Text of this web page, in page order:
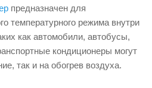
предназначен для
температурного режима внутри
как автомобили, автобусы,
кондиционеры могут
так и на обогрев воздуха.